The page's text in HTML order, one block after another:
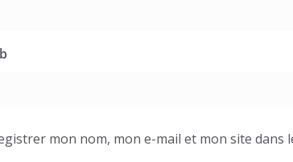
mon nom, mon e-mail et mon site